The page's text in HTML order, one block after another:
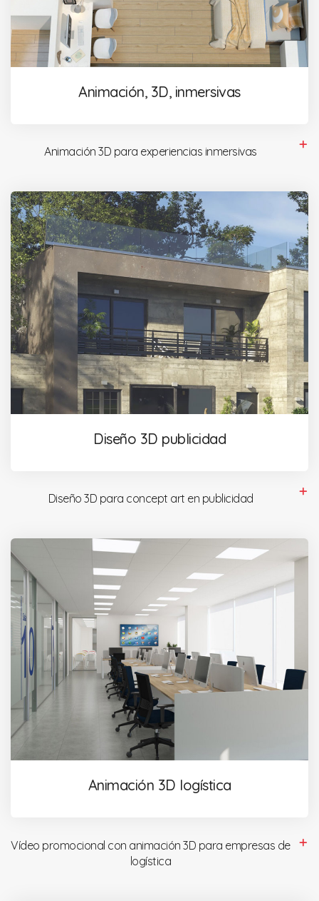
Animación, 3D, inmersivas
Animación 3D para experiencias inmersivas
Diseño 3D publicidad
Diseño 3D para concept art en publicidad
Animación 3D logística
Vídeo promocional con animación 3D para empresas de
logística